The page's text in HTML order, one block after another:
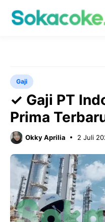
Gaji
✓ Gaji PT
Prima
Okky Aprilia 2 Juli